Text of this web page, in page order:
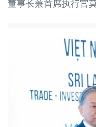
董事长兼首席执行官莫